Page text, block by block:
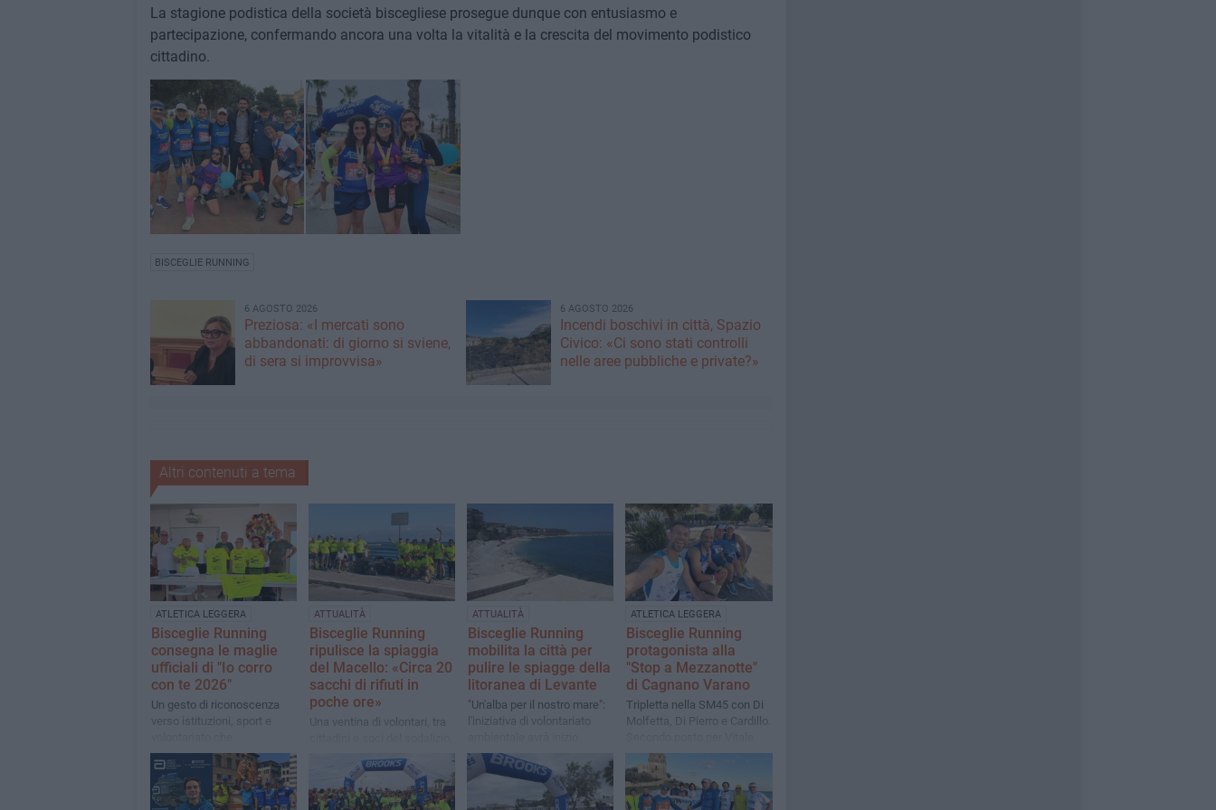
La stagione podistica della società biscegliese prosegue dunque con entusiasmo e
partecipazione, confermando ancora una volta la vitalità e la crescita del movimento podistico
cittadino.
BISCEGLIE RUNNING
6 AGOSTO 2026
Preziosa: «I mercati sono
abbandonati: di giorno si sviene,
di sera si improvvisa»
6 AGOSTO 2026
Incendi boschivi in città, Spazio
Civico: «Ci sono stati controlli
nelle aree pubbliche e private?»
Altri contenuti a tema
ATLETICA LEGGERA
Bisceglie Running
consegna le maglie
ufficiali di "Io corro
con te 2026"
Un gesto di riconoscenza
verso istituzioni, sport e
condividono e sostengono il
progetto
ATTUALITÀ
Bisceglie Running
ripulisce la spiaggia
del Macello: «Circa 20
sacchi di rifiuti in
poche ore»
Una ventina di volontari, tra
lungomare di Levante
ATTUALITÀ
Bisceglie Running
mobilita la città per
pulire le spiagge della
litoranea di Levante
"Un'alba per il nostro mare":
l'iniziativa di volontariato
domenica 12 luglio
ATLETICA LEGGERA
Bisceglie Running
protagonista alla
"Stop a Mezzanotte"
di Cagnano Varano
Tripletta nella SM45 con Di
Molfetta, Di Pierro e Cardillo.
nella SM65: quattro atleti in
gara, altrettanti podi
conquistati